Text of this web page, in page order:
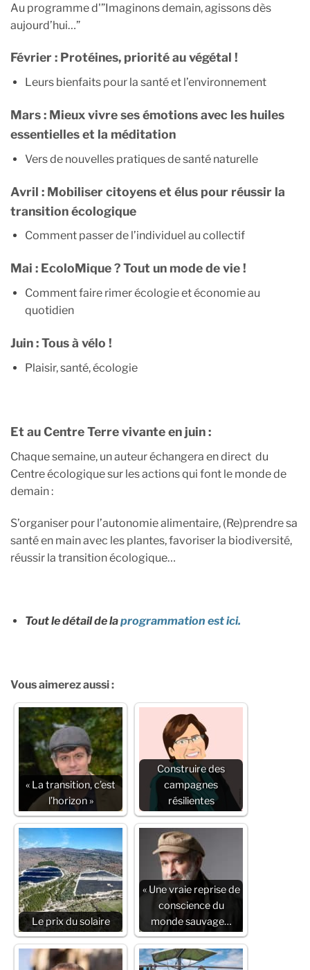
Au programme d'”Imaginons demain, agissons dès
aujourd’hui…”
Février : Protéines, priorité au végétal !
Leurs bienfaits pour la santé et l’environnement
Mars : Mieux vivre ses émotions avec les huiles
essentielles et la méditation
Vers de nouvelles pratiques de santé naturelle
Avril : Mobiliser citoyens et élus pour réussir la
transition écologique
Comment passer de l’individuel au collectif
Mai : EcoloMique ? Tout un mode de vie !
Comment faire rimer écologie et économie au
quotidien
Juin : Tous à vélo !
Plaisir, santé, écologie
Et au Centre Terre vivante en juin :
Chaque semaine, un auteur échangera en direct du
Centre écologique sur les actions qui font le monde de
demain :
S’organiser pour l’autonomie alimentaire, (Re)prendre sa
santé en main avec les plantes, favoriser la biodiversité,
réussir la transition écologique…
Tout le détail de laprogrammation est ici.
Vous aimerez aussi :
« La transition, c’est
l’horizon »
Construire des
campagnes
résilientes
Le prix du solaire
« Une vraie reprise de
conscience du
monde sauvage…